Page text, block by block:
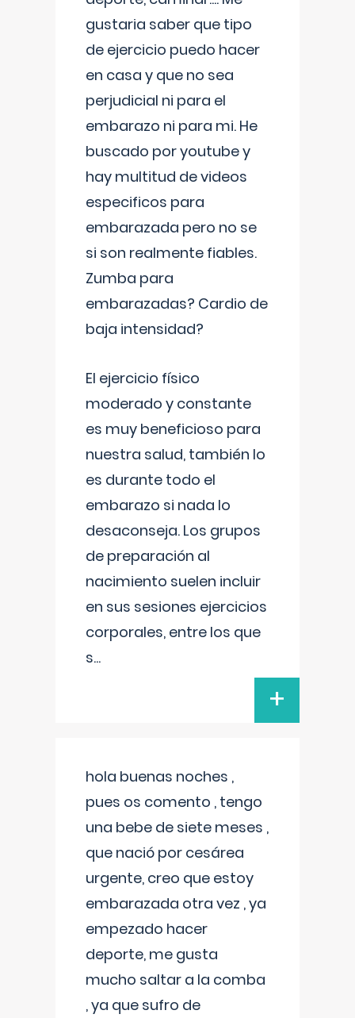
gustaria saber que tipo
de ejercicio puedo hacer
en casa y que no sea
perjudicial ni para el
embarazo ni para mi. He
buscado por youtube y
hay multitud de videos
especificos para
embarazada pero no se
si son realmente fiables.
Zumba para
embarazadas? Cardio de
baja intensidad?
El ejercicio físico
moderado y constante
es muy beneficioso para
nuestra salud, también lo
es durante todo el
embarazo si nada lo
desaconseja. Los grupos
de preparación al
nacimiento suelen incluir
en sus sesiones ejercicios
corporales, entre los que
s...
+
hola buenas noches ,
pues os comento , tengo
una bebe de siete meses ,
que nació por cesárea
urgente, creo que estoy
embarazada otra vez , ya
empezado hacer
deporte, me gusta
mucho saltar a la comba
, ya que sufro de